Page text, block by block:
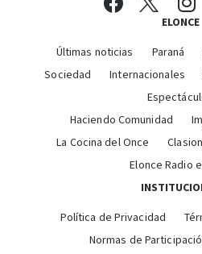
ELONCE
Últimas noticias Paraná
Sociedad
Internacionales
Haciendo Comunidad
La Cocina del Once
Elonce Radio
Política de Privacidad
Normas de